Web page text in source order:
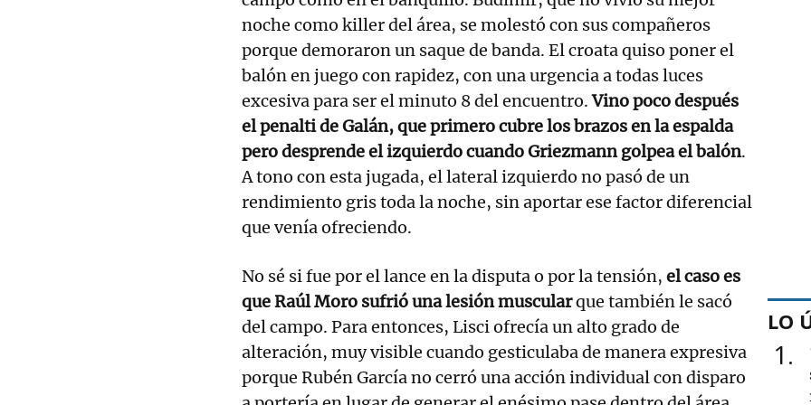
noche como killer del área, se molestó con sus compañeros
porque demoraron un saque de banda. El croata quiso poner el
balón en juego con rapidez, con una urgencia a todas luces
excesiva para ser el minuto 8 del encuentro.Vino poco después
el penalti de Galán, que primero cubre los brazos en la espalda
pero desprende el izquierdo cuando Griezmann golpea el balón.
A tono con esta jugada, el lateral izquierdo no pasó de un
rendimiento gris toda la noche, sin aportar ese factor diferencial
que venía ofreciendo.
No sé si fue por el lance en la disputa o por la tensión, el caso es
que Raúl Moro sufrió una lesión muscularque también le sacó
del campo. Para entonces, Lisci ofrecía un alto grado de
alteración, muy visible cuando gesticulaba de manera expresiva
porque Rubén García no cerró una acción individual con disparo
LO
1